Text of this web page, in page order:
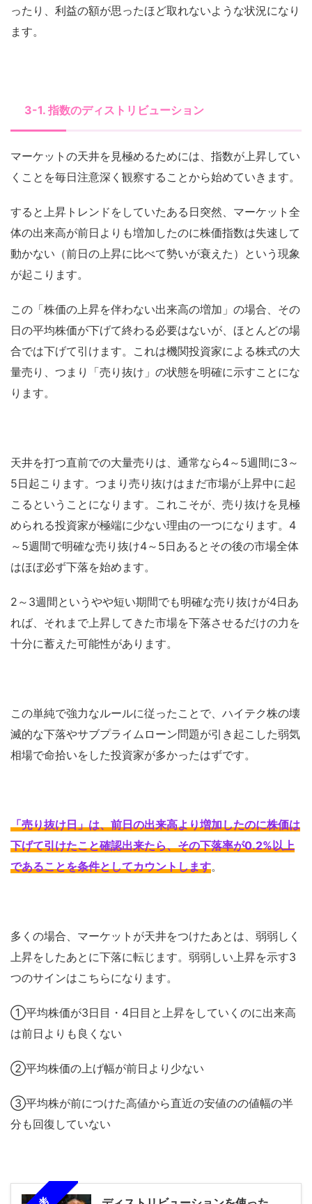
ったり、利益の額が思ったほど取れないような状況になり
ます。
3-1. 指数のディストリビューション
マーケットの天井を見極めるためには、指数が上昇してい
くことを毎日注意深く観察することから始めていきます。
すると上昇トレンドをしていたある日突然、マーケット全
体の出来高が前日よりも増加したのに株価指数は失速して
動かない（前日の上昇に比べて勢いが衰えた）という現象
が起こります。
この「株価の上昇を伴わない出来高の増加」の場合、その
日の平均株価が下げて終わる必要はないが、ほとんどの場
合では下げて引けます。これは機関投資家による株式の大
量売り、つまり「売り抜け」の状態を明確に示すことにな
ります。
天井を打つ直前での大量売りは、通常なら4～5週間に3～
5日起こります。つまり売り抜けはまだ市場が上昇中に起
こるということになります。これこそが、売り抜けを見極
められる投資家が極端に少ない理由の一つになります。4
～5週間で明確な売り抜け4～5日あるとその後の市場全体
はほぼ必ず下落を始めます。
2～3週間というやや短い期間でも明確な売り抜けが4日あ
れば、それまで上昇してきた市場を下落させるだけの力を
十分に蓄えた可能性があります。
この単純で強力なルールに従ったことで、ハイテク株の壊
滅的な下落やサブプライムローン問題が引き起こした弱気
相場で命拾いをした投資家が多かったはずです。
「売り抜け日」は、前日の出来高より増加したのに株価は
下げて引けたこと確認出来たら、その下落率が0.2%以上
であることを条件としてカウントします。
多くの場合、マーケットが天井をつけたあとは、弱弱しく
上昇をしたあとに下落に転じます。弱弱しい上昇を示す3
つのサインはこちらになります。
①平均株価が3日目・4日目と上昇をしていくのに出来高
は前日よりも良くない
②平均株価の上げ幅が前日より少ない
③平均株が前につけた高値から直近の安値のの値幅の半
分も回復していない